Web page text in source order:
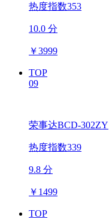
热度指数353
10.0 分
￥3999
TOP
09
荣事达BCD-302ZY
热度指数339
9.8 分
￥ 1499
TOP